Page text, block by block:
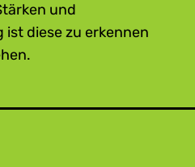
und
diese zu erkennen